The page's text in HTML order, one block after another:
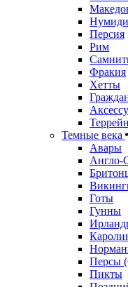
Персия
Рим
Фракия
Хетты
Террейн
Темные века
Авары
Англо-
Готы
Гунны
Персы
Пикты